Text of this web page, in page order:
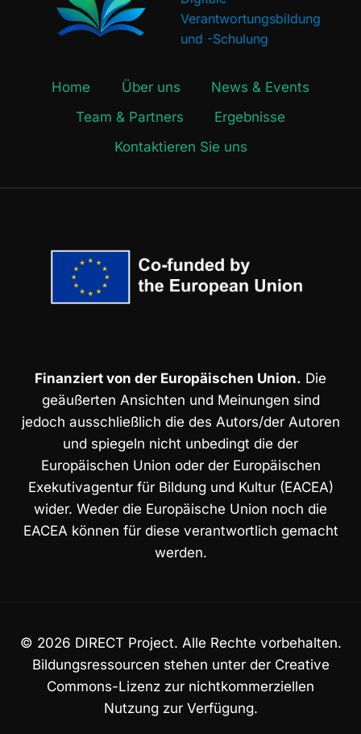
Verantwortungsbildung
und -Schulung
Home Über uns
News & Events
Team & Partners
Ergebnisse
Kontaktieren Sie uns
Finanziert von der Europäischen Union. Die
geäußerten Ansichten und Meinungen sind
jedoch ausschließlich die des Autors/der Autoren
und spiegeln nicht unbedingt die der
Europäischen Union oder der Europäischen
Exekutivagentur für Bildung und Kultur (EACEA)
wider. Weder die Europäische Union noch die
EACEA können für diese verantwortlich gemacht
werden.
© 2026 DIRECT Project. Alle Rechte vorbehalten.
Bildungsressourcen stehen unter der Creative
Commons-Lizenz zur nichtkommerziellen
Nutzung zur Verfügung.